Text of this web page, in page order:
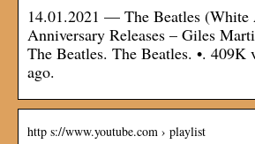
14.01.2021 — The Beatles
Anniversary Releases – Giles
The Beatles. The Beatles. •. 409K
ago.
http s://www.youtube.com › playlist